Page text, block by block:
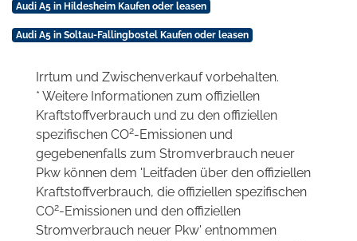
Audi A5 in Hildesheim Kaufen oder leasen
Audi A5 in Soltau-Fallingbostel Kaufen oder leasen
Irrtum und Zwischenverkauf vorbehalten.
* Weitere Informationen zum offiziellen
Kraftstoffverbrauch und zu den offiziellen
spezifischen CO2-Emissionen und
gegebenenfalls zum Stromverbrauch neuer
Pkw können dem 'Leitfaden über den offiziellen
Kraftstoffverbrauch, die offiziellen spezifischen
CO2-Emissionen und den offiziellen
Stromverbrauch neuer Pkw' entnommen